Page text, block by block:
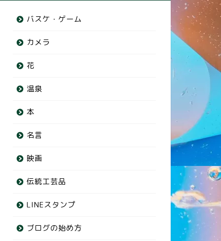
バスケ・ゲーム
カメラ
花
温泉
本
名言
映画
伝統工芸品
LINEスタンプ
ブログの始め方